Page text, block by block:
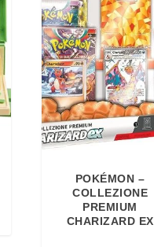
POKÉMON –
COLLEZIONE
PREMIUM
CHARIZARD EX